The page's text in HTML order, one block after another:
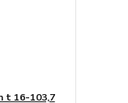
t 16-103,7